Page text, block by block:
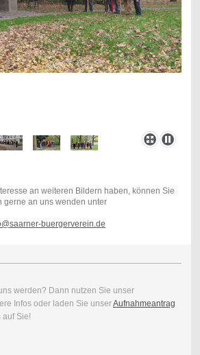
an weiteren Bildern haben, können Sie
gerne an uns wenden unter
buergerverein.de
werden? Dann nutzen Sie unser
Infos oder laden Sie unserAufnahmeantrag
auf Sie!